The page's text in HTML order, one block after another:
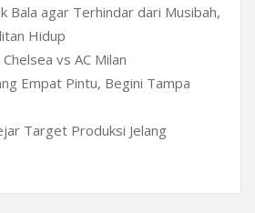
Bala agar Terhindar dari Musibah,
Hidup
vs AC Milan
Empat Pintu, Begini Tampa
Target Produksi Jelang